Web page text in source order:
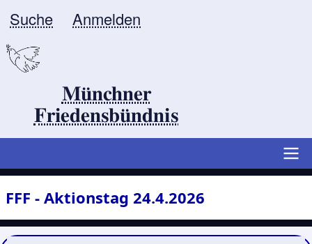
zum
Inhalt
Benutzermenü
Suche Anmelden
Münchner
Friedensbündnis
Hauptlinks
FFF - Aktionstag 24.4.2026